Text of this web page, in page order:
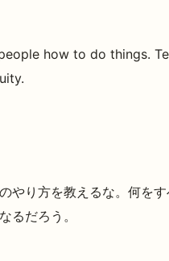
how to do things.
やり方を教えるな。何を
るだろう。